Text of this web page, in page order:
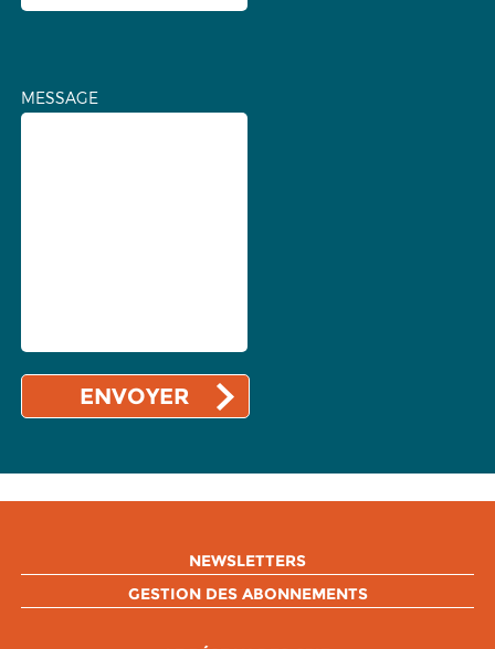
MESSAGE
NEWSLETTERS
GESTION DES ABONNEMENTS